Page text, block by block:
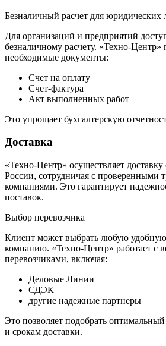
Безналичный расчет для юридических
Для организаций и предприятий
безналичному расчету. «Техно-Центр»
необходимые документы:
Счет на оплату
Счет-фактура
Акт выполненных работ
Это упрощает бухгалтерскую
Доставка
«Техно-Центр» осуществляет
России, сотрудничая с проверенными
компаниями. Это гарантирует
поставок.
Выбор перевозчика
Клиент может выбрать любую
компанию. «Техно-Центр» работает с
перевозчиками, включая:
Деловые Линии
СДЭК
другие надежные партнеры
Это позволяет подобрать
и срокам доставки.